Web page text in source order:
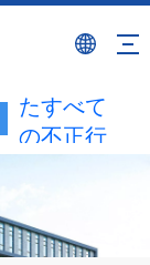
BIOBASE
ブランド
たすべて
の不正行
為は、違
とみなさ
れます。